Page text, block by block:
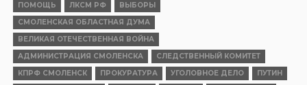
ПОМОЩЬ
ЛКСМ РФ
ВЫБОРЫ
СМОЛЕНСКАЯ ОБЛАСТНАЯ ДУМА
ВЕЛИКАЯ ОТЕЧЕСТВЕННАЯ ВОЙНА
АДМИНИСТРАЦИЯ СМОЛЕНСКА
СЛЕДСТВЕННЫЙ КОМИТЕТ
КПРФ СМОЛЕНСК
ПРОКУРАТУРА УГОЛОВНОЕ ДЕЛО
ПУТИН